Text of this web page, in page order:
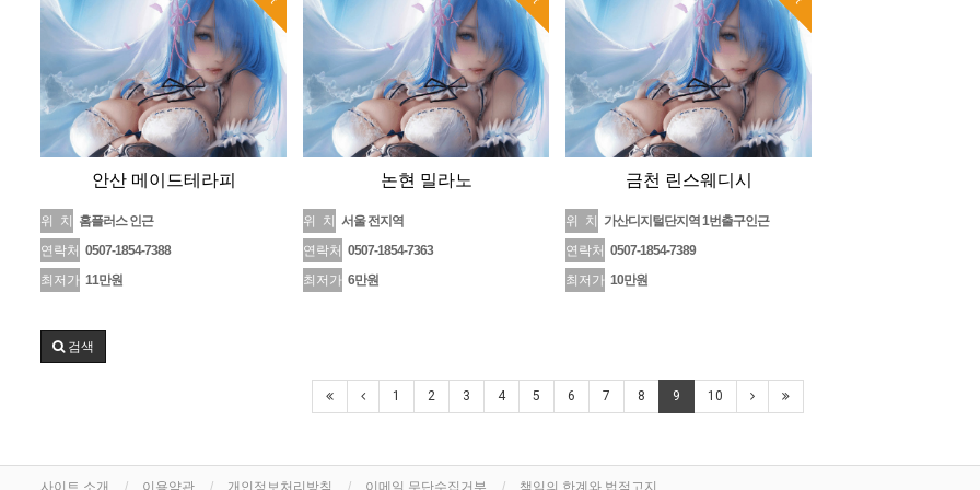
안산 메이드테라피
위 치
홈플러스 인근
연락처 0507-1854-7388
최저가 11만원
논현 밀라노
위 치
서울 전지역
연락처 0507-1854-7363
최저가 6만원
금천 린스웨디시
위 치
가산디지털단지역 1번출구인근
연락처 0507-1854-7389
최저가 10만원
검색
1 2 3 4 5 6 7 8 9 10